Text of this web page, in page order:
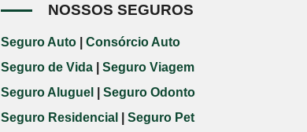
NOSSOS SEGUROS
Seguro Auto
Consórcio Auto
Seguro de Vida
Seguro Viagem
Seguro Aluguel
Seguro Odonto
Seguro Residencial
Seguro Pet